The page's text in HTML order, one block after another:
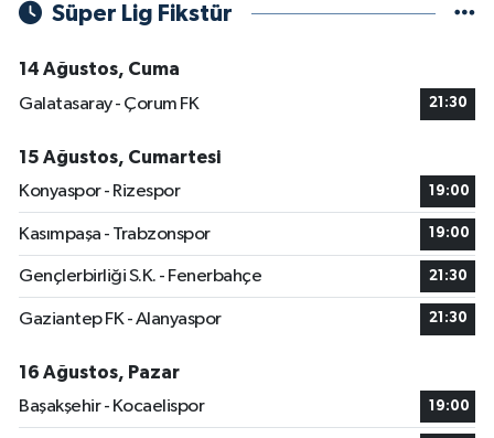
Süper Lig Fikstür
14 Ağustos, Cuma
Galatasaray - Çorum FK
21:30
15 Ağustos, Cumartesi
Konyaspor - Rizespor
19:00
Kasımpaşa - Trabzonspor 19:00
Gençlerbirliği S.K. - Fenerbahçe 21:30
Gaziantep FK - Alanyaspor 21:30
16 Ağustos, Pazar
Başakşehir - Kocaelispor
19:00